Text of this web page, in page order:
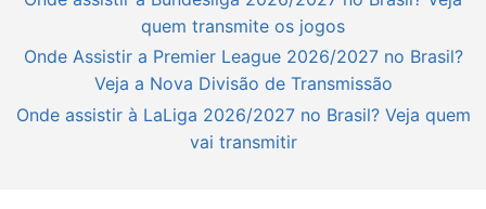
quem transmite os jogos
Onde Assistir a Premier League 2026/2027 no Brasil?
Veja a Nova Divisão de Transmissão
Onde assistir à LaLiga 2026/2027 no Brasil? Veja quem
vai transmitir